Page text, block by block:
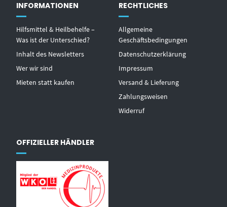
INFORMATIONEN
Hilfsmittel & Heilbehelfe –
Was ist der Unterschied?
Inhalt des Newsletters
Wer wir sind
Mieten statt kaufen
RECHTLICHES
Allgemeine
Geschäftsbedingungen
Datenschutzerklärung
Impressum
Versand & Lieferung
Zahlungsweisen
Widerruf
OFFIZIELLER HÄNDLER